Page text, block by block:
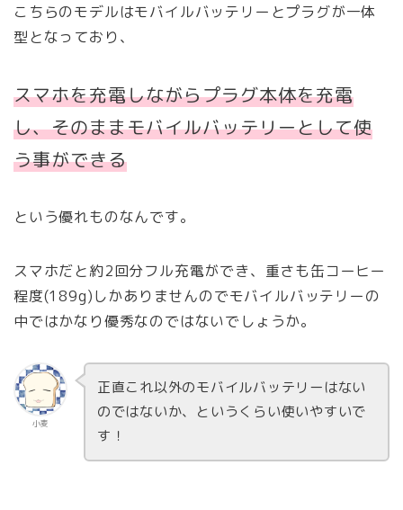
こちらのモデルはモバイルバッテリーとプラグが一体
型となっており、
スマホを充電しながらプラグ本体を充電
し、そのままモバイルバッテリーとして使
う事ができる
という優れものなんです。
スマホだと約2回分フル充電ができ、重さも缶コーヒー
程度(189g)しかありませんのでモバイルバッテリーの
中ではかなり優秀なのではないでしょうか。
小麦
正直これ以外のモバイルバッテリーはない
のではないか、というくらい使いやすいで
す！